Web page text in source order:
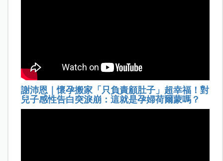
謝沛恩｜懷孕搬家「只負責顧肚子」超幸福！對
兒子感性告白突淚崩：這就是孕婦荷爾蒙嗎？